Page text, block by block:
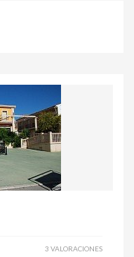
3 VALORACIONES